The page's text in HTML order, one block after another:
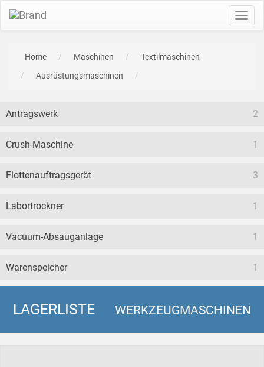
Home Maschinen
Textilmaschinen
Ausrüstungsmaschinen
Antragswerk 2
Crush-Maschine 1
Flottenauftragsgerät 3
Labortrockner 1
Vacuum-Absauganlage 1
Warenspeicher 1
LAGERLISTE WERKZEUGMASCHINEN